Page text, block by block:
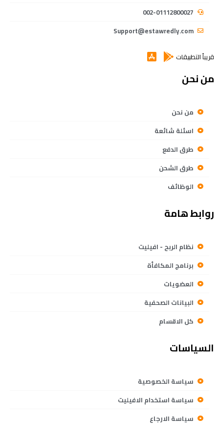
002-01112800027
Support@estawredly.com
قريباً التطبيقات
من نحن
من نحن
اسئلة شائعة
طرق الدفع
طرق الشحن
الوظائف
روابط هامة
نظام الربح - افيليت
برنامج المكافأة
العضويات
البيانات الصحفية
كل الاقسام
السياسات
سياسة الخصوصية
سياسة استخدام الافيليت
سياسة الارجاع